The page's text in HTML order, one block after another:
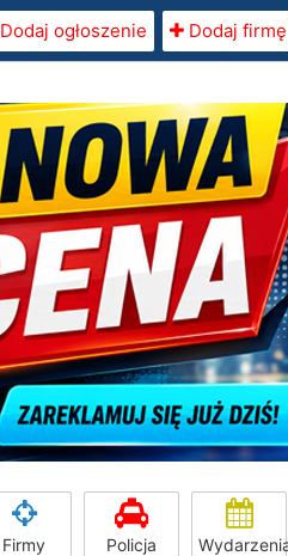
Dodaj ogłoszenie Dodaj firmę
Firmy Policja